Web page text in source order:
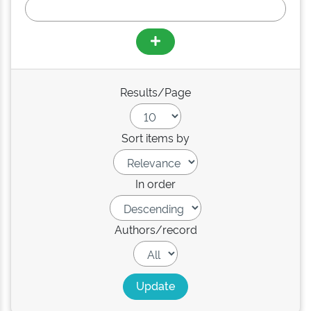
Results/Page
Sort items by
In order
Authors/record